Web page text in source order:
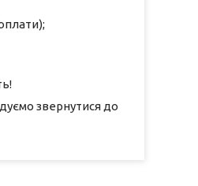
звернутися до